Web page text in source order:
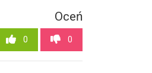
Oceń
0 0